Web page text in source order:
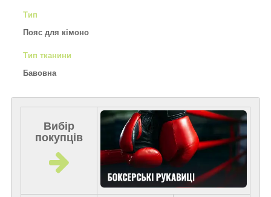
Тип
Пояс для кімоно
Тип тканини
Бавовна
Вибір
покупців